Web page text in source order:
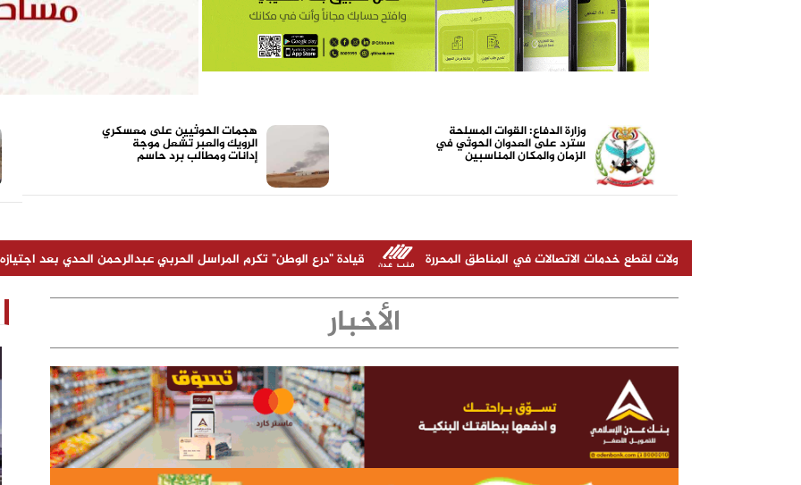
وزارة الدفاع: القوات المسلحة
سترد على العدوان الحوثي في
الزمان والمكان المناسبين
هجمات الحوثيين على معسكري
الرويك والعبر تشعل موجة
إدانات ومطالب برد حاسم
محاولات لقطع خدمات الاتصالات في المناطق المحررة قيادة "درع الوطن" تكرم المراسل الحربي عبدالرحمن الحدي بعد اجتيازه دورة متخصصة
الأخبار
الجندي المجهول (أبو زرعة المحرمي)
مدير شركة "أولاد صلاح" شخص ناجح ونقل
الشركة نقله نوعية خلال سنوات